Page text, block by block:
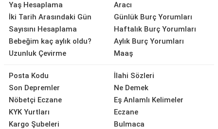
Yaş Hesaplama
İki Tarih Arasındaki Gün
Sayısını Hesaplama
Bebeğim kaç aylık oldu?
Uzunluk Çevirme
Aracı
Günlük Burç Yorumları
Haftalık Burç Yorumları
Aylık Burç Yorumları
Maaş
Posta Kodu
Son Depremler
Nöbetçi Eczane
KYK Yurtları
Kargo Şubeleri
İlahi Sözleri
Ne Demek
Eş Anlamlı Kelimeler
Eczane
Bulmaca